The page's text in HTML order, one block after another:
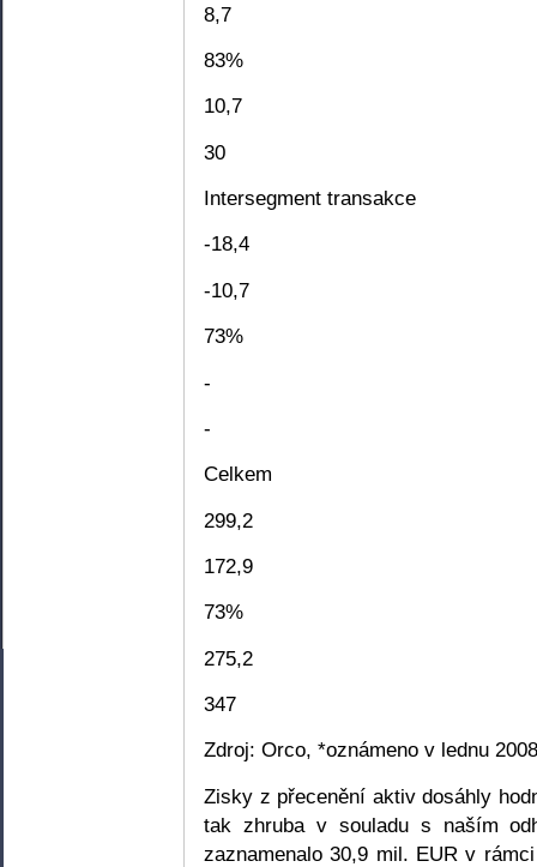
8,7
83%
10,7
30
Intersegment transakce
-18,4
-10,7
73%
-
-
Celkem
299,2
172,9
73%
275,2
347
Zdroj: Orco, *oznámeno v lednu 2008
Zisky z přecenění aktiv dosáhly
tak zhruba v souladu s naším
zaznamenalo 30,9 mil. EUR v